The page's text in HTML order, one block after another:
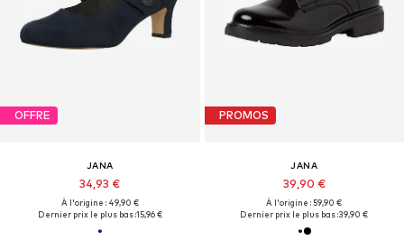
OFFRE
JANA
34,93 €
À l'origine : 49,90 €
Dernier prix le plus bas :15,96 €
PROMOS
JANA
39,90 €
À l'origine : 59,90 €
Dernier prix le plus bas :39,90 €